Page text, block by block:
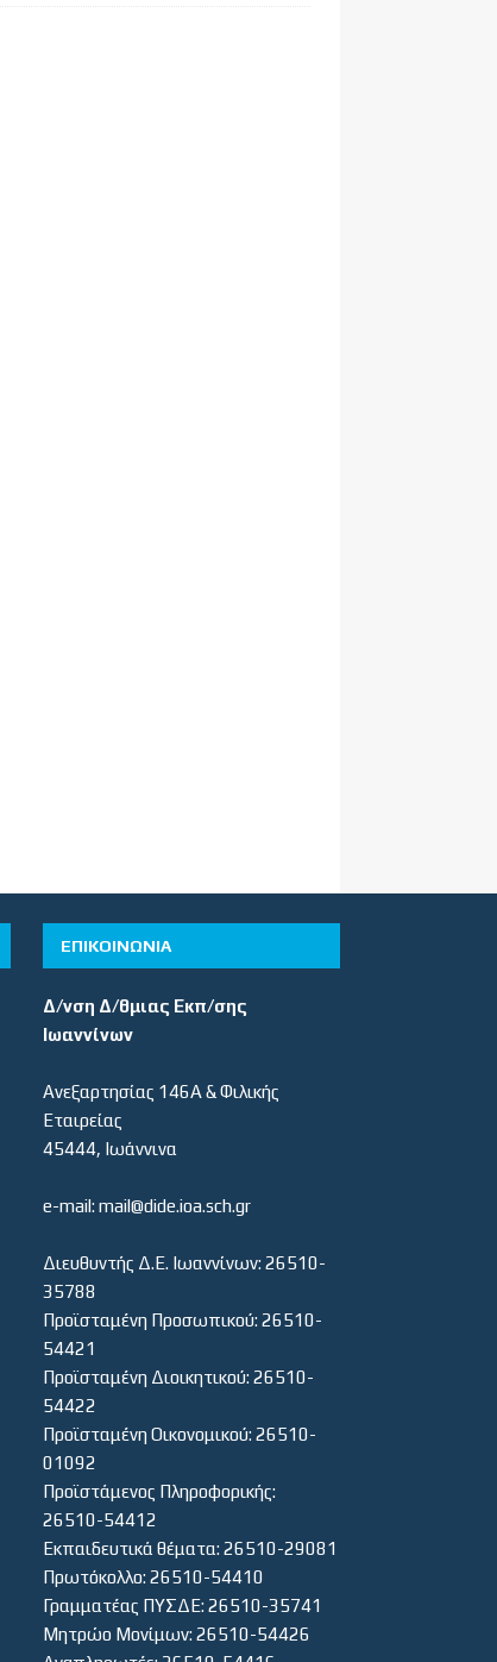
ΕΠΙΚΟΙΝΩΝΙΑ
Δ/νση Δ/θμιας Εκπ/σης
Ιωαννίνων
Ανεξαρτησίας 146Α & Φιλικής
Εταιρείας
45444, Ιωάννινα
e-mail: mail@dide.ioa.sch.gr
Διευθυντής Δ.Ε. Ιωαννίνων: 26510-
35788
Προϊσταμένη Προσωπικού: 26510-
54421
Προϊσταμένη Διοικητικού: 26510-
54422
Προϊσταμένη Οικονομικού: 26510-
01092
Προϊστάμενος Πληροφορικής:
26510-54412
Εκπαιδευτικά θέματα: 26510-29081
Πρωτόκολλο: 26510-54410
Γραμματέας ΠΥΣΔΕ: 26510-35741
Μητρώο Μονίμων: 26510-54426